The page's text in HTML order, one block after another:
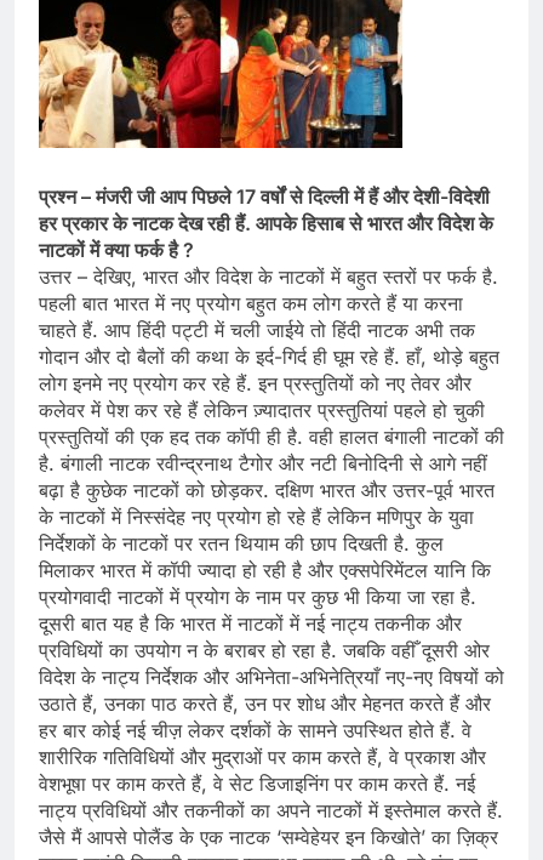
प्रश्न – मंजरी जी आप पिछले 17 वर्षों से दिल्ली में हैं और देशी-विदेशी
हर प्रकार के नाटक देख रही हैं. आपके हिसाब से भारत और विदेश के
नाटकों में क्या फर्क है ?
उत्तर – देखिए, भारत और विदेश के नाटकों में बहुत स्तरों पर फर्क है.
पहली बात भारत में नए प्रयोग बहुत कम लोग करते हैं या करना
चाहते हैं. आप हिंदी पट्टी में चली जाईये तो हिंदी नाटक अभी तक
गोदान और दो बैलों की कथा के इर्द-गिर्द ही घूम रहे हैं. हाँ, थोड़े बहुत
लोग इनमे नए प्रयोग कर रहे हैं. इन प्रस्तुतियों को नए तेवर और
कलेवर में पेश कर रहे हैं लेकिन ज़्यादातर प्रस्तुतियां पहले हो चुकी
प्रस्तुतियों की एक हद तक कॉपी ही है. वही हालत बंगाली नाटकों की
है. बंगाली नाटक रवीन्द्रनाथ टैगोर और नटी बिनोदिनी से आगे नहीं
बढ़ा है कुछेक नाटकों को छोड़कर. दक्षिण भारत और उत्तर-पूर्व भारत
के नाटकों में निस्संदेह नए प्रयोग हो रहे हैं लेकिन मणिपुर के युवा
निर्देशकों के नाटकों पर रतन थियाम की छाप दिखती है. कुल
मिलाकर भारत में कॉपी ज्यादा हो रही है और एक्सपेरिमेंटल यानि कि
प्रयोगवादी नाटकों में प्रयोग के नाम पर कुछ भी किया जा रहा है.
दूसरी बात यह है कि भारत में नाटकों में नई नाट्य तकनीक और
प्रविधियों का उपयोग न के बराबर हो रहा है. जबकि वहीँ दूसरी ओर
विदेश के नाट्य निर्देशक और अभिनेता-अभिनेत्रियाँ नए-नए विषयों को
उठाते हैं, उनका पाठ करते हैं, उन पर शोध और मेहनत करते हैं और
हर बार कोई नई चीज़ लेकर दर्शकों के सामने उपस्थित होते हैं. वे
शारीरिक गतिविधियों और मुद्राओं पर काम करते हैं, वे प्रकाश और
वेशभूषा पर काम करते हैं, वे सेट डिजाइनिंग पर काम करते हैं. नई
नाट्य प्रविधियों और तकनीकों का अपने नाटकों में इस्तेमाल करते हैं.
जैसे मैं आपसे पोलैंड के एक नाटक ‘सम्वेहेयर इन किखोते’ का ज़िक्र